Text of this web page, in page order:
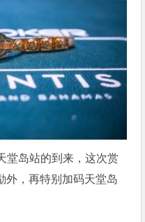
堂岛站的到来，这次赏
外，再特别加码天堂岛